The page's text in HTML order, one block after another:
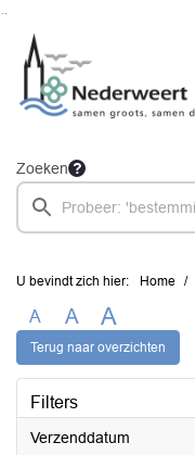
Zoeken
U bevindt zich hier: Home
A A A
Terug naar overzichten
Filters
Verzenddatum